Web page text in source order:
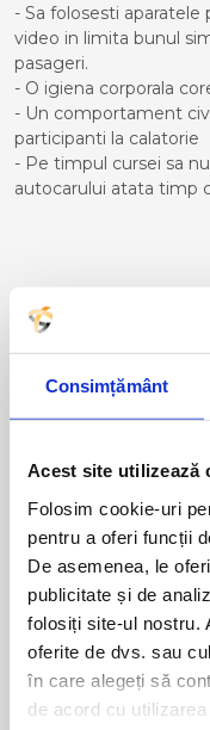
Consimțământ
Acest site utilizează
Folosim cookie-uri
pentru a oferi funcții
De asemenea, le
publicitate și de
folosiți site-ul nostru.
oferite de dvs. sau
în care alegeți să
de acord cu
- Sa folosesti aparatele
video in limita bunul
pasageri.
- O igiena corporala
- Un comportament
participanti la calatorie
- Pe timpul cursei sa
autocarului atata timp
Curse din
AIUD
ALBA IULIA
ALEXANDRIA
BACAU
BAIA MARE
BAILE HERCULANE
BAILESTI
BALS-IS
BALS-OT
BARLAD
BECHET